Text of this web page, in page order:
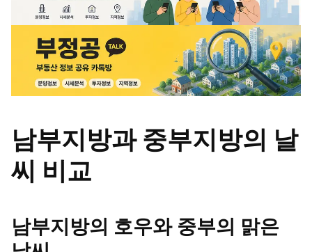
남부지방과 중부지방의 날
씨 비교
남부지방의 호우와 중부의 맑은